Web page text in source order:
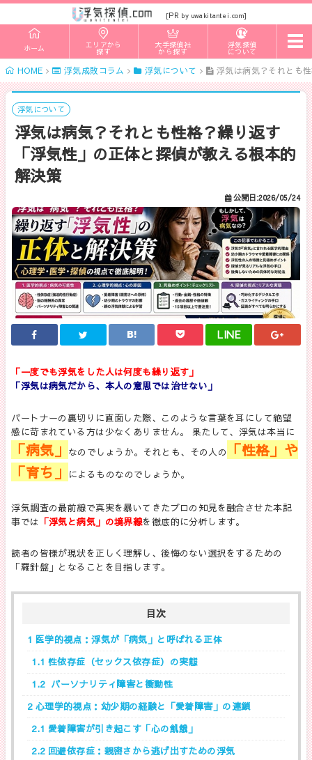
[PR by uwakitantei.com]
ホーム エリアから
探す
大手探偵社
から探す
浮気探偵
について
t
o
g
g
l
e
g
a
o
n
HOME 浮気成敗コラム 浮気について 浮気は病気？それとも
浮気について
浮気は病気？それとも性格？繰り返す
「浮気性」の正体と探偵が教える根本的
解決策
公開日:2026/05/24
LINE
「一度でも浮気をした人は何度も繰り返す」
「浮気は病気だから、本人の意思では治せない」
パートナーの裏切りに直面した際、このような言葉を耳にして絶望
感に苛まれている方は少なくありません。 果たして、浮気は本当に
「病気」 なのでしょうか。それとも、その人の
「性格」や
「育ち」
によるものなのでしょうか。
浮気調査の最前線で真実を暴いてきたプロの知見を融合させた本記
事では 「浮気と病気」の境界線を徹底的に分析します。
読者の皆様が現状を正しく理解し、後悔のない選択をするための
「羅針盤」となることを目指します。
目次
1 医学的視点：浮気が「病気」と呼ばれる正体
1.1 性依存症（セックス依存症）の実態
1.2パーソナリティ障害と衝動性
2心理学的視点：幼少期の経験と「愛着障害」の連鎖
2.1 愛着障害が引き起こす「心の飢餓」
2.2回避依存症：親密さから逃げ出すための浮気